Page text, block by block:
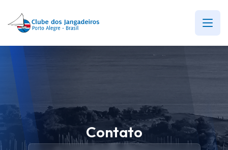
Contato